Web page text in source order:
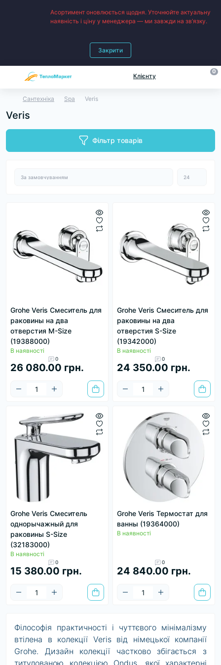
Асортимент оновлюється щодня. Уточнюйте актуальну
наявність і ціну у менеджера — ми завжди на зв’язку.
Закрити
Клієнту
0
Сантехніка Spa Veris
Veris
Фільтр товарів
Grohe Veris Смеситель для
раковины на два
отверстия M-Size
(19388000)
В наявності
0
26 080.00 грн.
Grohe Veris Смеситель для
раковины на два
отверстия S-Size
(19342000)
В наявності
0
24 350.00 грн.
Grohe Veris Смеситель
однорычажный для
раковины S-Size
(32183000)
В наявності
0
15 380.00 грн.
Grohe Veris Термостат для
ванны (19364000)
В наявності
0
24 840.00 грн.
Філософія практичності і чуттєвого мінімалізму
втілена в колекції Veris від німецької компанії
Grohe. Дизайн колекції частково збігається з
титулованою колекцією Ondus, якої характерні